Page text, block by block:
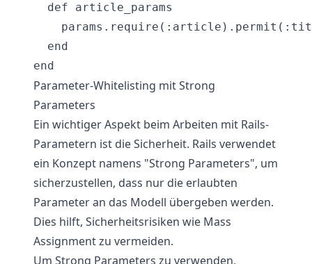
  def article_params
  end
Parameter-Whitelisting mit Strong
Parameters
Ein wichtiger Aspekt beim Arbeiten mit Rails-
Parametern ist die Sicherheit. Rails verwendet
ein Konzept namens "Strong Parameters", um
sicherzustellen, dass nur die erlaubten
Parameter an das Modell übergeben werden.
Dies hilft, Sicherheitsrisiken wie Mass
Assignment zu vermeiden.
Um Strong Parameters zu verwenden,